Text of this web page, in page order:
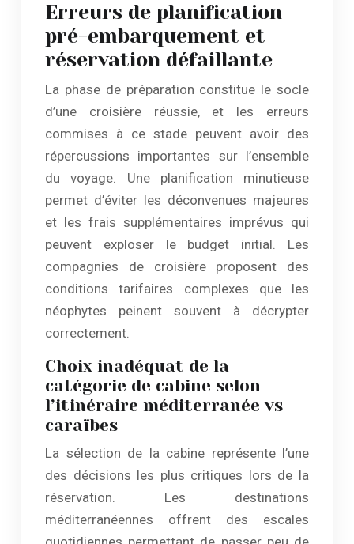
Erreurs de planification
pré-embarquement et
réservation défaillante
La phase de préparation constitue le socle
d’une croisière réussie, et les erreurs
commises à ce stade peuvent avoir des
répercussions importantes sur l’ensemble
du voyage. Une planification minutieuse
permet d’éviter les déconvenues majeures
et les frais supplémentaires imprévus qui
peuvent exploser le budget initial. Les
compagnies de croisière proposent des
conditions tarifaires complexes que les
néophytes peinent souvent à décrypter
correctement.
Choix inadéquat de la
catégorie de cabine selon
l’itinéraire méditerranée vs
caraïbes
La sélection de la cabine représente l’une
des décisions les plus critiques lors de la
réservation. Les destinations
méditerranéennes offrent des escales